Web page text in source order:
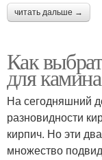
читать дальше →
Как
для
На сегодняшний
разновидности
кирпич. Но эти
множество